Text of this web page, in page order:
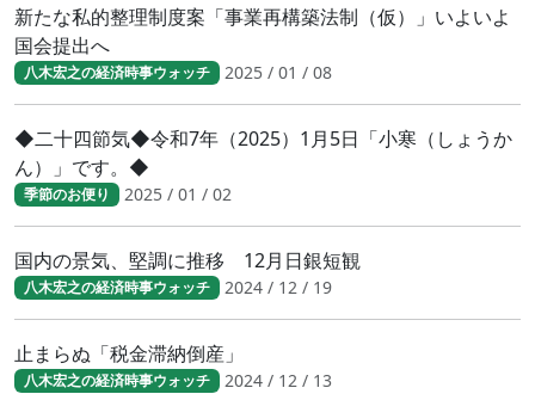
新たな私的整理制度案「事業再構築法制（仮）」いよいよ
国会提出へ
八木宏之の経済時事ウォッチ 2025 / 01 / 08
◆二十四節気◆令和7年（2025）1月5日「小寒（しょうか
ん）」です。◆
季節のお便り 2025 / 01 / 02
国内の景気、堅調に推移 12月日銀短観
八木宏之の経済時事ウォッチ 2024 / 12 / 19
止まらぬ「税金滞納倒産」
八木宏之の経済時事ウォッチ 2024 / 12 / 13